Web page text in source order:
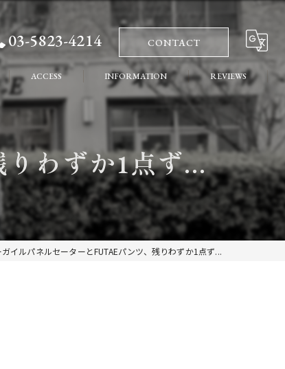
03-5823-4214 CONTACT
ACCESS INFORMATION REVIEWS
わずか1点ず...
ガイルパネルセーターとFUTAEパンツ、残りわずか1点ず...